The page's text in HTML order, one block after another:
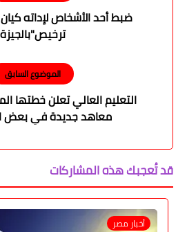
ضبط أحد الأشخاص لإداته
ترخيص"بالجيزة
الموضوع السابق
التعليم العالي تعلن خطتها
معاهد جديدة في بعض
قد تُعجبك هذه المشاركات
أخبار مصر